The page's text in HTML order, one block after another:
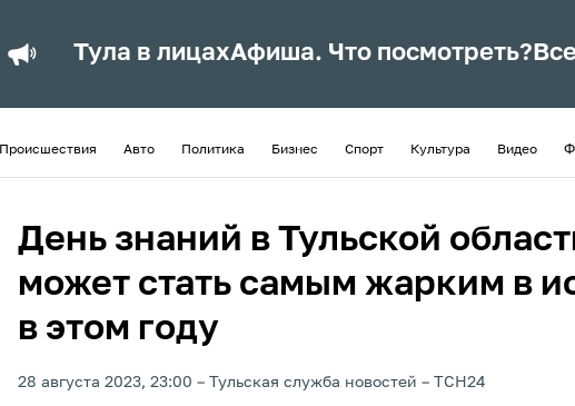
Тула в лицахАфиша. Что посмотреть?
Происшествия Авто Политика Бизнес Спорт Культура Видео
День знаний в Тульской
может стать самым жарким в
в этом году
28 августа 2023, 23:00 Тульская служба новостей ТСН24